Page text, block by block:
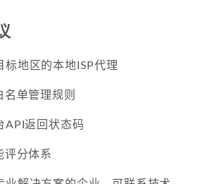
标地区的本地ISP代理
名单管理规则
API返回状态码
评分体系